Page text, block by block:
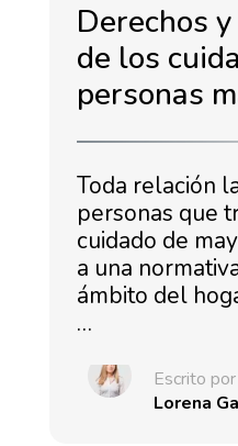
Derechos
de los
personas
Toda relación
personas que
cuidado de
a una
ámbito del
…
Escrito por
Lorena